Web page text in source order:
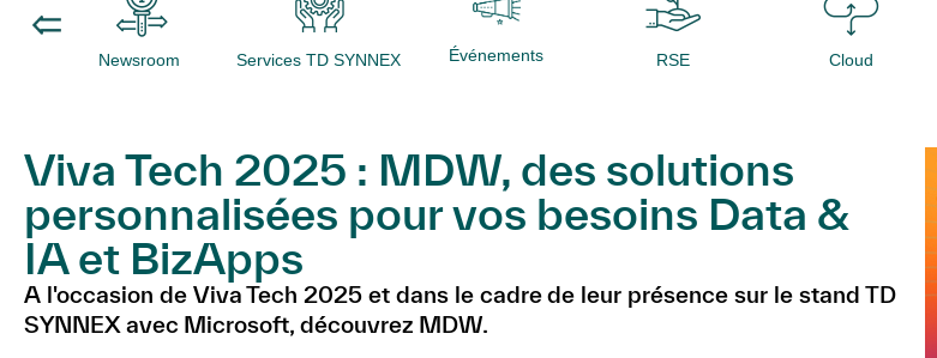
Newsroom Services TD SYNNEX Événements RSE Cloud
Viva Tech 2025 : MDW, des solutions
personnalisées pour vos besoins Data &
IA et BizApps
A l'occasion de Viva Tech 2025 et dans le cadre de leur présence sur le stand TD
SYNNEX avec Microsoft, découvrez MDW.